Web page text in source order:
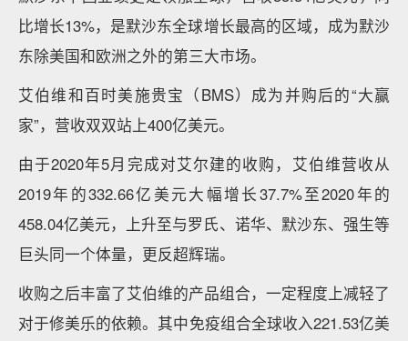
比增长13%，是默沙东全球增长最高的区域，成为默沙
东除美国和欧洲之外的第三大市场。
艾伯维和百时美施贵宝（BMS）成为并购后的“大赢
家”，营收双双站上400亿美元。
由于2020年5月完成对艾尔建的收购，艾伯维营收从
2019年的332.66亿美元大幅增长37.7%至2020年的
458.04亿美元，上升至与罗氏、诺华、默沙东、强生等
巨头同一个体量，更反超辉瑞。
收购之后丰富了艾伯维的产品组合，一定程度上减轻了
对于修美乐的依赖。其中免疫组合全球收入221.53亿美